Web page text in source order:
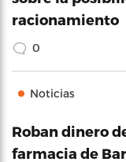
racionamiento
0
Noticias
Roban dinero
farmacia de